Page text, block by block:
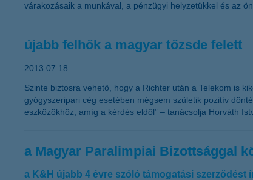
várakozásaik a munkával, a pénzügyi helyzetükkel és az
újabb felhők a magyar tőzsde felett
2013.07.18.
Szinte biztosra vehető, hogy a Richter után a Telekom is
gyógyszeripari cég esetében mégsem születik pozitív
eszközökhöz, amíg a kérdés eldől” – tanácsolja Horváth
a Magyar Paralimpiai Bizottsággal
a K&H újabb 4 évre szóló támogatási szerződést